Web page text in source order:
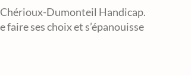
Dumonteil Handicap.
ses choix et s’épanouisse